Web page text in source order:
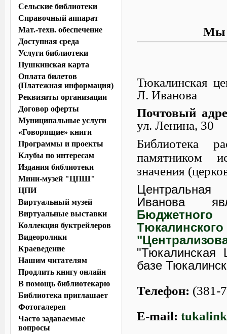
Мы
Тюкалинская
Л. Иванова
Почтовый
ул. Ленина, 30
Библиотека
памятником
значения
Иванова
базе
Телефон: (381-
E-mail:
Сельские библиотеки
Справочный аппарат
Мат.-техн. обеспечение
Доступная среда
Услуги библиотеки
Пушкинская карта
Оплата билетов
(Платежная информация)
Реквизиты организации
Договор оферты
Муниципальные услуги
«Говорящие» книги
Программы и проекты
Клубы по интересам
Издания библиотеки
Мини-музей "ЦПШ"
ЦПИ
Виртуальный музей
Виртуальные выставки
Коллекция буктрейлеров
Видеоролики
Краеведение
Нашим читателям
Продлить книгу онлайн
В помощь библиотекарю
Библиотека приглашает
Фотогалерея
Часто задаваемые
вопросы